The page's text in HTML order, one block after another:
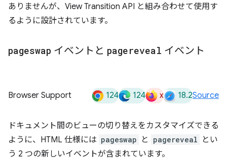
ありませんが、View Transition API と組み合わせて使用す
るように設計されています。
pageswap イベントと pagereveal イベント
Browser Support 124 124 x 18.2Source
ドキュメント間のビューの切り替えをカスタマイズできる
ように、HTML 仕様には pageswap と pagereveal
とい
う 2 つの新しいイベントが含まれています。